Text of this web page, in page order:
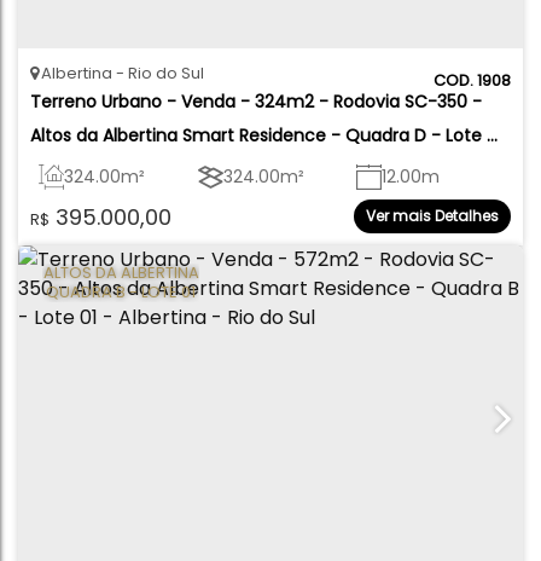
1908
Terreno Urbano - Venda - 324m2 - Rodovia SC-350 -
Altos da Albertina Smart Residence - Quadra D - Lote
06 - Albertina - Rio do Sul
R$ 395.000,00
Albertina Rio do Sul
324.00m² 324.00m² 12.00m
12.00m 27.00m
Ver mais Detalhes
ALTOS DA ALBERTINA
QUADRA B - LOTE 01